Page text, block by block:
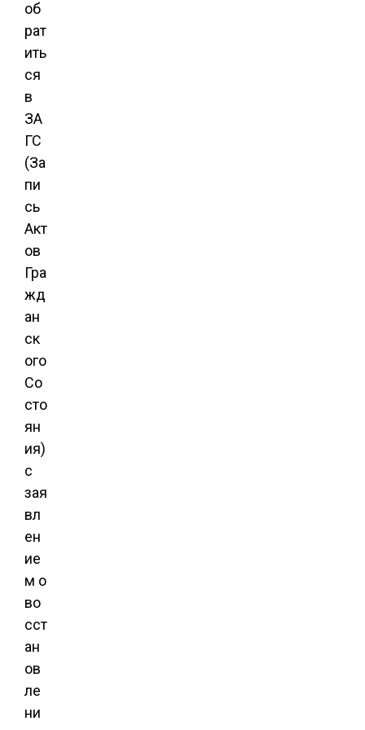
об
рат
ить
ся
в
ЗА
ГС
(За
пи
сь
Акт
ов
Гра
жд
ан
ск
ого
Со
сто
ян
ия)
с
зая
вл
ен
ие
м о
во
сст
ан
ов
ле
ни